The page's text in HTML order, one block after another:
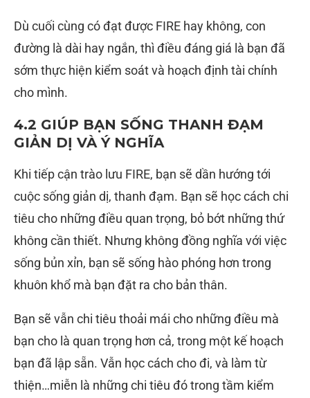
Dù cuối cùng có đạt được FIRE hay không, con
đường là dài hay ngắn, thì điều đáng giá là bạn đã
sớm thực hiện kiểm soát và hoạch định tài chính
cho mình.
4.2 GIÚP BẠN SỐNG THANH ĐẠM
GIẢN DỊ VÀ Ý NGHĨA
Khi tiếp cận trào lưu FIRE, bạn sẽ dần hướng tới
cuộc sống giản dị, thanh đạm. Bạn sẽ học cách chi
tiêu cho những điều quan trọng, bỏ bớt những thứ
không cần thiết. Nhưng không đồng nghĩa với việc
sống bủn xỉn, bạn sẽ sống hào phóng hơn trong
khuôn khổ mà bạn đặt ra cho bản thân.
Bạn sẽ vẫn chi tiêu thoải mái cho những điều mà
bạn cho là quan trọng hơn cả, trong một kế hoạch
bạn đã lập sẵn. Vẫn học cách cho đi, và làm từ
thiện…miễn là những chi tiêu đó trong tầm kiểm